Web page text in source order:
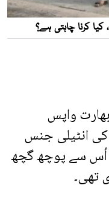
واپس
انٹیلی جنس
اُس سے پوچھ گچھ
تھی۔